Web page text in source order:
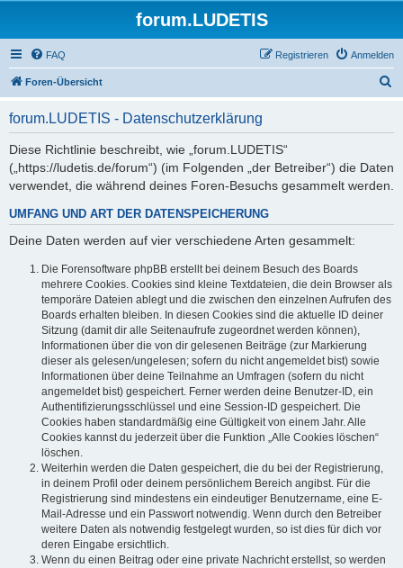
forum.LUDETIS
FAQ Anmelden
Registrieren
Foren-Übersicht
forum.LUDETIS - Datenschutzerklärung
Diese Richtlinie beschreibt, wie „forum.LUDETIS“
(„https://ludetis.de/forum“) (im Folgenden „der Betreiber“) die Daten
verwendet, die während deines Foren-Besuchs gesammelt werden.
UMFANG UND ART DER DATENSPEICHERUNG
Deine Daten werden auf vier verschiedene Arten gesammelt:
Die Forensoftware phpBB erstellt bei deinem Besuch des Boards
mehrere Cookies. Cookies sind kleine Textdateien, die dein Browser als
temporäre Dateien ablegt und die zwischen den einzelnen Aufrufen des
Boards erhalten bleiben. In diesen Cookies sind die aktuelle ID deiner
Sitzung (damit dir alle Seitenaufrufe zugeordnet werden können),
Informationen über die von dir gelesenen Beiträge (zur Markierung
dieser als gelesen/ungelesen; sofern du nicht angemeldet bist) sowie
Informationen über deine Teilnahme an Umfragen (sofern du nicht
angemeldet bist) gespeichert. Ferner werden deine Benutzer-ID, ein
Authentifizierungsschlüssel und eine Session-ID gespeichert. Die
Cookies haben standardmäßig eine Gültigkeit von einem Jahr. Alle
Cookies kannst du jederzeit über die Funktion „Alle Cookies löschen“
löschen.
Weiterhin werden die Daten gespeichert, die du bei der Registrierung,
in deinem Profil oder deinem persönlichem Bereich angibst. Für die
Registrierung sind mindestens ein eindeutiger Benutzername, eine E-
Mail-Adresse und ein Passwort notwendig. Wenn durch den Betreiber
weitere Daten als notwendig festgelegt wurden, so ist dies für dich vor
deren Eingabe ersichtlich.
Wenn du einen Beitrag oder eine private Nachricht erstellst, so werden